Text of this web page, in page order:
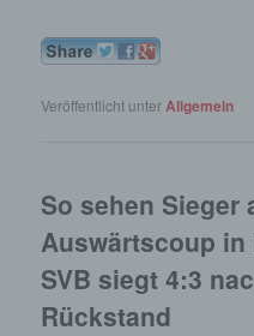
Veröffentlicht unterAllgemein
So sehen Sieger
Auswärtscoup in
SVB siegt 4:3
Rückstand